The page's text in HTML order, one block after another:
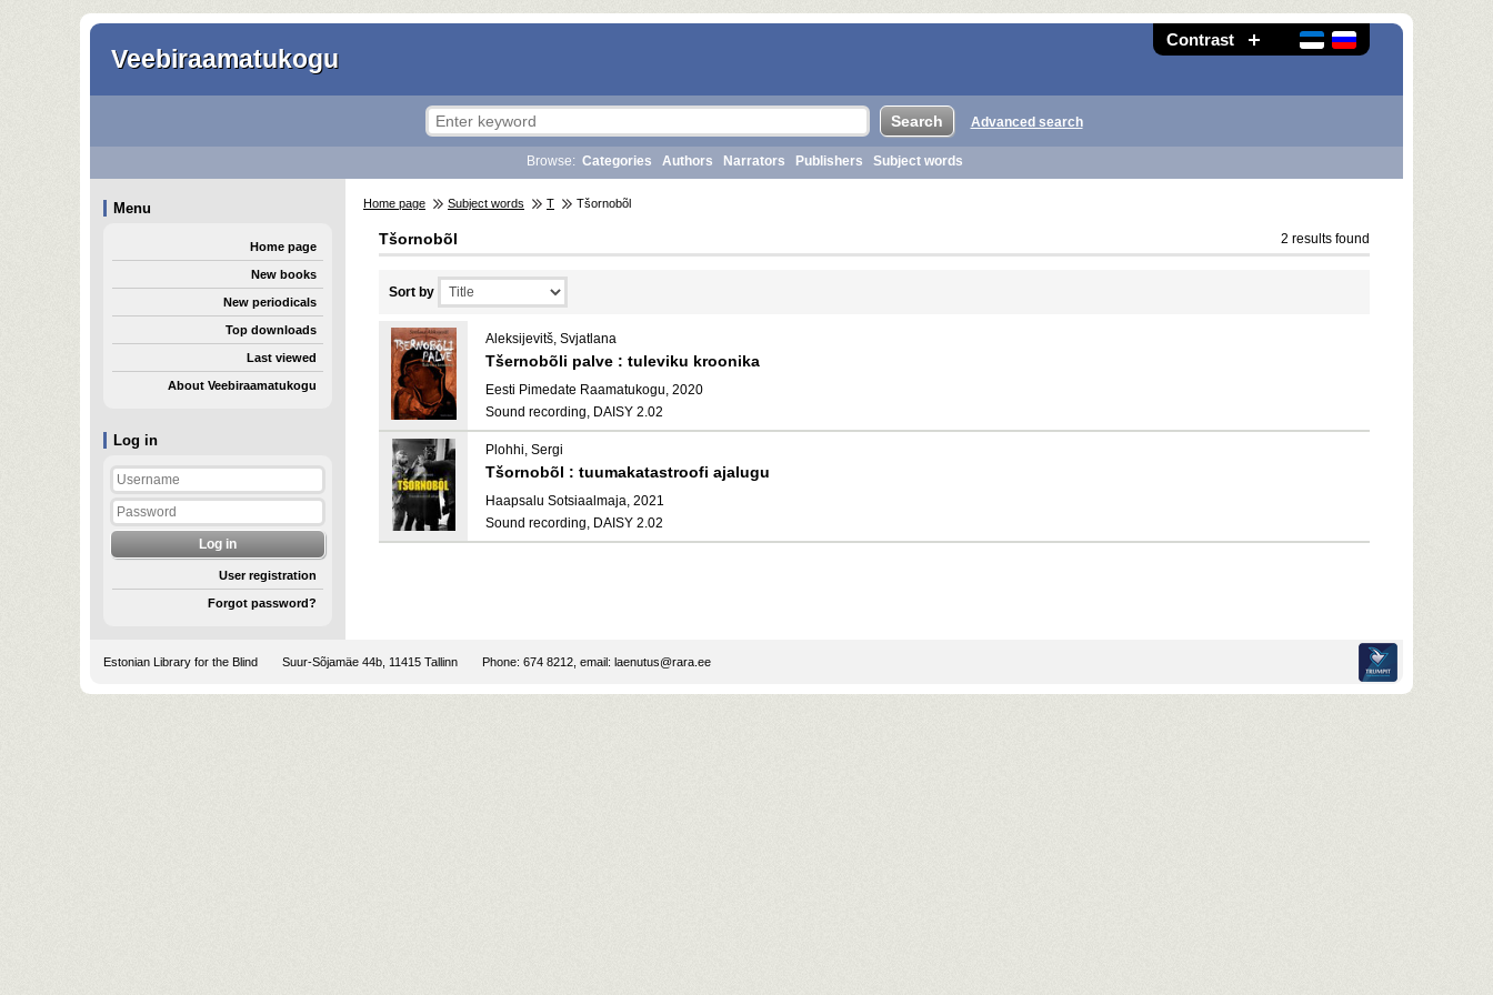
Contrast
Veebiraamatukogu
Log in
User registration
Forgot password?
Advanced search
Browse: Categories Authors Narrators Publishers Subject words
Menu
Home page
New books
New periodicals
Top downloads
Last viewed
About Veebiraamatukogu
Home page Subject words T Tšornobõl
Tšornobõl 2 results found
Sort by
Aleksijevitš, Svjatlana
Tšernobõli palve : tuleviku kroonika
Eesti Pimedate Raamatukogu, 2020
Sound recording, DAISY 2.02
Plohhi, Sergi
Tšornobõl : tuumakatastroofi ajalugu
Haapsalu Sotsiaalmaja, 2021
Sound recording, DAISY 2.02
Estonian Library for the Blind Suur-Sõjamäe 44b, 11415 Tallinn Phone: 674 8212, email: laenutus@rara.ee